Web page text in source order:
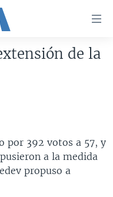
de la
por 392 votos a 57, y
a la medida
propuso a